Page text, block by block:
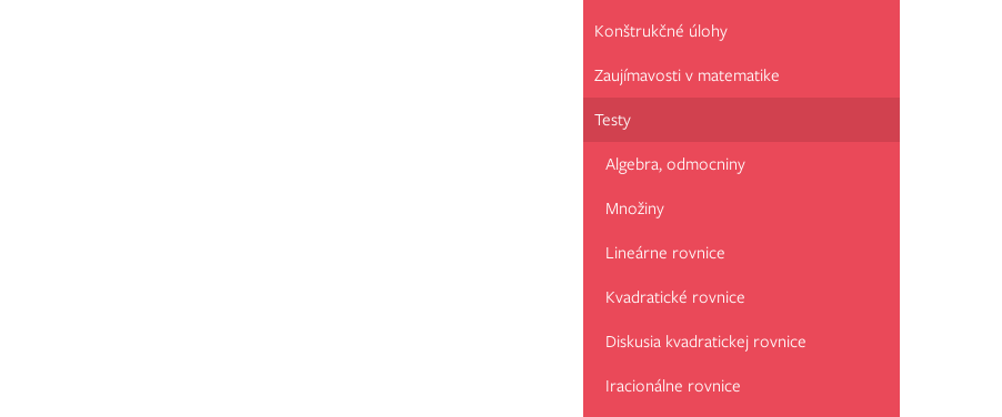
Konštrukčné úlohy
Zaujímavosti v matematike
Testy
Algebra, odmocniny
Množiny
Lineárne rovnice
Kvadratické rovnice
Diskusia kvadratickej rovnice
Iracionálne rovnice